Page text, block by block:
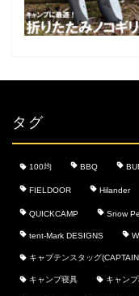
タグ
100均 BBQ
FIELDOOR Hilander
QUICKCAMP Snow
tent-Mark DESIGNS
キャプテンスタッグ
キャンプ寝具 キャン